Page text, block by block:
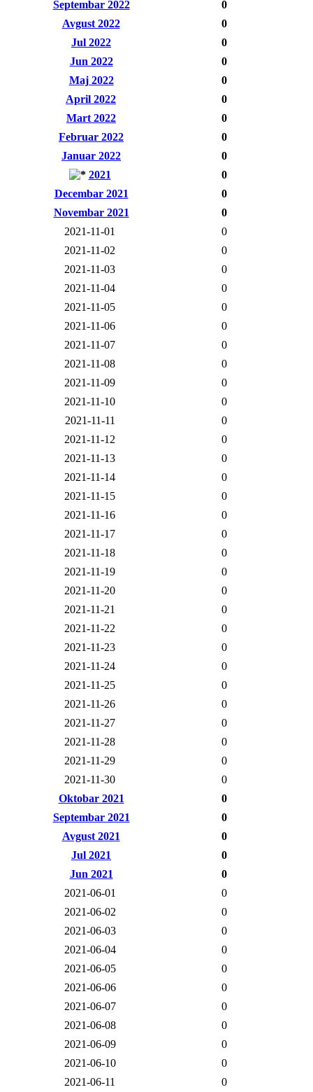
Septembar 2022
0
Avgust 2022
0
Jul 2022
0
Jun 2022
0
Maj 2022
0
April 2022
0
Mart 2022
0
Februar 2022
0
Januar 2022
0
2021
0
Decembar 2021
0
Novembar 2021
0
2021-11-01
0
2021-11-02
0
2021-11-03
0
2021-11-04
0
2021-11-05
0
2021-11-06
0
2021-11-07
0
2021-11-08
0
2021-11-09
0
2021-11-10
0
2021-11-11
0
2021-11-12
0
2021-11-13
0
2021-11-14
0
2021-11-15
0
2021-11-16
0
2021-11-17
0
2021-11-18
0
2021-11-19
0
2021-11-20
0
2021-11-21
0
2021-11-22
0
2021-11-23
0
2021-11-24
0
2021-11-25
0
2021-11-26
0
2021-11-27
0
2021-11-28
0
2021-11-29
0
2021-11-30
0
Oktobar 2021
0
Septembar 2021
0
Avgust 2021
0
Jul 2021
0
Jun 2021
0
2021-06-01
0
2021-06-02
0
2021-06-03
0
2021-06-04
0
2021-06-05
0
2021-06-06
0
2021-06-07
0
2021-06-08
0
2021-06-09
0
2021-06-10
0
2021-06-11
0